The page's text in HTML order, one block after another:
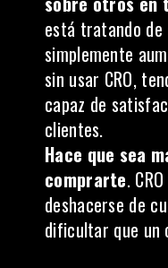
está tratando
simplemente
sin usar CRO,
capaz de
clientes.
Hace que sea
comprarte.
deshacerse de
dificultar que un